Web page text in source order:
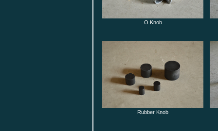
O Knob
Rubber Knob